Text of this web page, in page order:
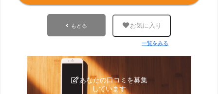
もどる お気に入り
一覧をみる
あなたの口コミを募集
しています